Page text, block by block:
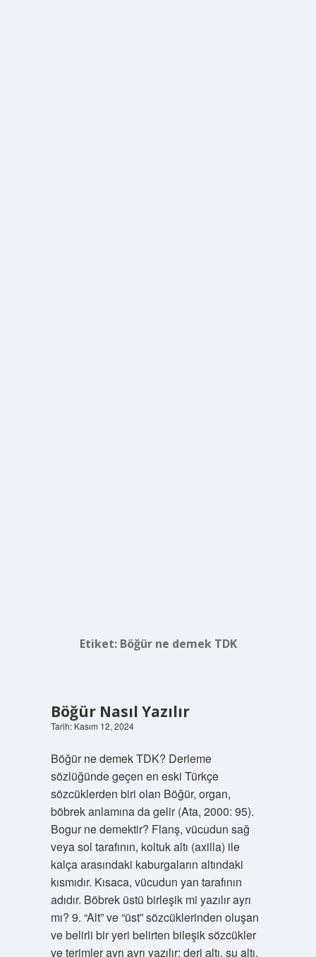
Etiket: Böğür ne demek TDK
Böğür Nasıl Yazılır
Tarih: Kasım 12, 2024
Böğür ne demek TDK? Derleme
sözlüğünde geçen en eski Türkçe
sözcüklerden biri olan Böğür, organ,
böbrek anlamına da gelir (Ata, 2000: 95).
Bogur ne demektir? Flanş, vücudun sağ
veya sol tarafının, koltuk altı (axilla) ile
kalça arasındaki kaburgaların altındaki
kısmıdır. Kısaca, vücudun yan tarafının
adıdır. Böbrek üstü birleşik mi yazılır ayrı
mı? 9. “Alt” ve “üst” sözcüklerinden oluşan
ve belirli bir yeri belirten bileşik sözcükler
ve terimler ayrı ayrı yazılır: deri altı, su altı,